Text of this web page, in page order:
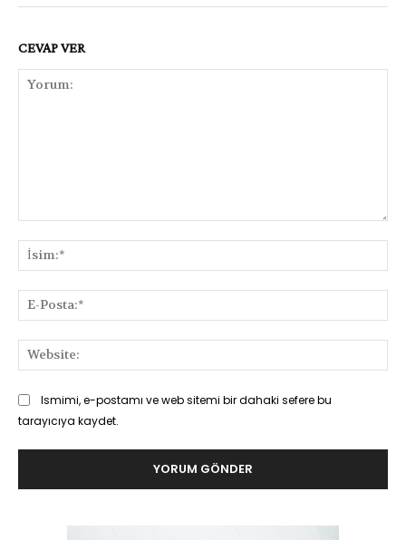
CEVAP VER
Ismimi, e-postamı ve web sitemi bir dahaki sefere bu
tarayıcıya kaydet.